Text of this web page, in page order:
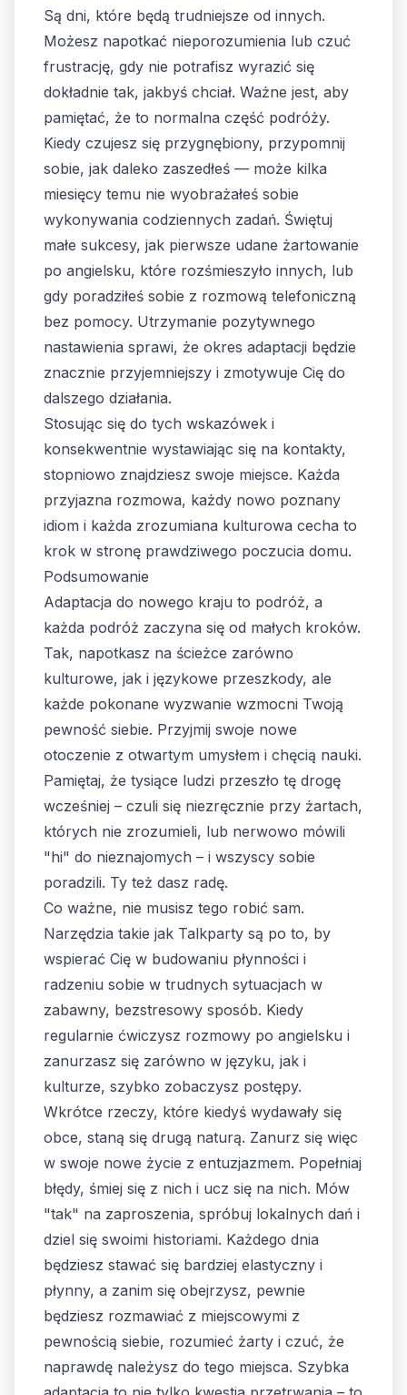
Są dni, które będą trudniejsze od innych.
Możesz napotkać nieporozumienia lub czuć
frustrację, gdy nie potrafisz wyrazić się
dokładnie tak, jakbyś chciał. Ważne jest, aby
pamiętać, że to normalna część podróży.
Kiedy czujesz się przygnębiony, przypomnij
sobie, jak daleko zaszedłeś — może kilka
miesięcy temu nie wyobrażałeś sobie
wykonywania codziennych zadań. Świętuj
małe sukcesy, jak pierwsze udane żartowanie
po angielsku, które rozśmieszyło innych, lub
gdy poradziłeś sobie z rozmową telefoniczną
bez pomocy. Utrzymanie pozytywnego
nastawienia sprawi, że okres adaptacji będzie
znacznie przyjemniejszy i zmotywuje Cię do
dalszego działania.
Stosując się do tych wskazówek i
konsekwentnie wystawiając się na kontakty,
stopniowo znajdziesz swoje miejsce. Każda
przyjazna rozmowa, każdy nowo poznany
idiom i każda zrozumiana kulturowa cecha to
krok w stronę prawdziwego poczucia domu.
Podsumowanie
Adaptacja do nowego kraju to podróż, a
każda podróż zaczyna się od małych kroków.
Tak, napotkasz na ścieżce zarówno
kulturowe, jak i językowe przeszkody, ale
każde pokonane wyzwanie wzmocni Twoją
pewność siebie. Przyjmij swoje nowe
otoczenie z otwartym umysłem i chęcią nauki.
Pamiętaj, że tysiące ludzi przeszło tę drogę
wcześniej – czuli się niezręcznie przy żartach,
których nie zrozumieli, lub nerwowo mówili
"hi" do nieznajomych – i wszyscy sobie
poradzili. Ty też dasz radę.
Co ważne, nie musisz tego robić sam.
Narzędzia takie jak Talkparty są po to, by
wspierać Cię w budowaniu płynności i
radzeniu sobie w trudnych sytuacjach w
zabawny, bezstresowy sposób. Kiedy
regularnie ćwiczysz rozmowy po angielsku i
zanurzasz się zarówno w języku, jak i
kulturze, szybko zobaczysz postępy.
Wkrótce rzeczy, które kiedyś wydawały się
obce, staną się drugą naturą. Zanurz się więc
w swoje nowe życie z entuzjazmem. Popełniaj
błędy, śmiej się z nich i ucz się na nich. Mów
"tak" na zaproszenia, spróbuj lokalnych dań i
dziel się swoimi historiami. Każdego dnia
będziesz stawać się bardziej elastyczny i
płynny, a zanim się obejrzysz, pewnie
będziesz rozmawiać z miejscowymi z
pewnością siebie, rozumieć żarty i czuć, że
naprawdę należysz do tego miejsca. Szybka